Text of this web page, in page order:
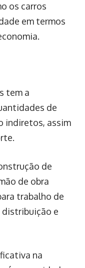
os carros
em termos
tem a
de
indiretos, assim
de
de obra
trabalho de
distribuição e
na